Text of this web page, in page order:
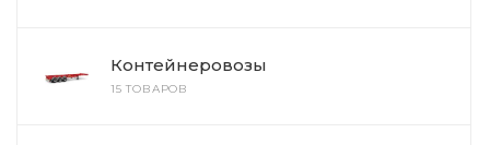
Контейнеровозы
15 ТОВАРОВ